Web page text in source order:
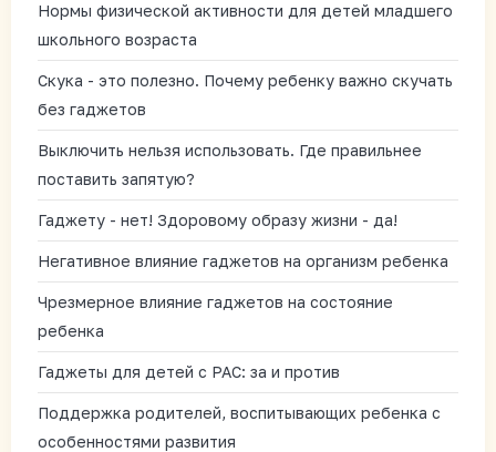
Нормы физической активности для детей младшего
школьного возраста
Скука - это полезно. Почему ребенку важно скучать
без гаджетов
Выключить нельзя использовать. Где правильнее
поставить запятую?
Гаджету - нет! Здоровому образу жизни - да!
Негативное влияние гаджетов на организм ребенка
Чрезмерное влияние гаджетов на состояние
ребенка
Гаджеты для детей с РАС: за и против
Поддержка родителей, воспитывающих ребенка с
особенностями развития